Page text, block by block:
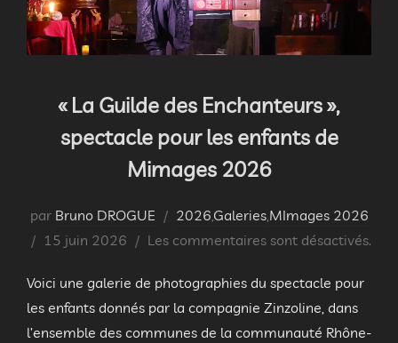
« La Guilde des Enchanteurs »,
spectacle pour les enfants de
Mimages 2026
par Bruno DROGUE 2026,Galeries,MImages 2026
Publié
15 juin 2026 Les commentaires sont désactivés.
Voici une galerie de photographies du spectacle pour
les enfants donnés par la compagnie Zinzoline, dans
l’ensemble des communes de la communauté Rhône-